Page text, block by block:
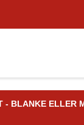
- BLANKE ELLER